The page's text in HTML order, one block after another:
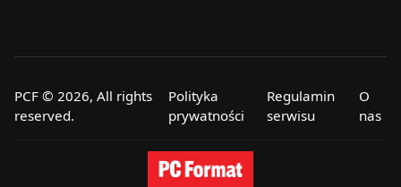
PCF © 2026, All rights
reserved.
Polityka
prywatności
Regulamin
serwisu
O
nas